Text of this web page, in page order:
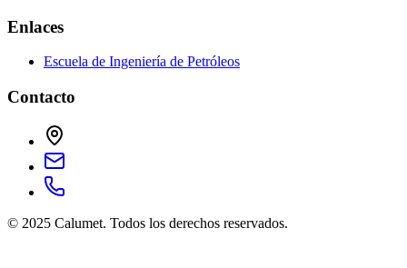
Enlaces
Escuela de Ingeniería de Petróleos
Contacto
© 2025 Calumet. Todos los derechos reservados.